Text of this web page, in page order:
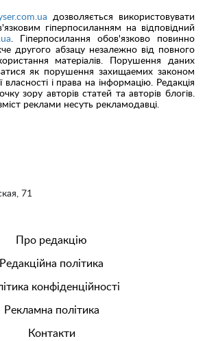
71
дозволяється використовувати
гіперпосиланням на відповідний
. Гіперпосилання обов'язково повинно
другого абзацу незалежно від повного
матеріалів. Порушення даних
як порушення захищаемих законом
власності і права на інформацію. Редакція
зору авторів статей та авторів блогів.
реклами несуть рекламодавці.
Про редакцію
Редакційна політика
конфіденційності
Рекламна політика
Контакти